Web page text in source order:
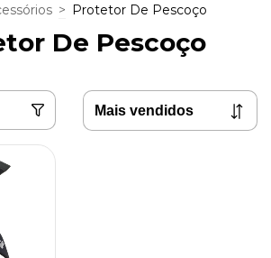
> Protetor De Pescoço
De Pescoço